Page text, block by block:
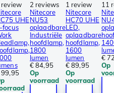
review
UHE
focus
99,95
2 reviews
Nitecore
NU53
oplaadbare
Industriële
hoofdlamp,
1800
lumen
€ 84,95
Op
voorraad
1 review
Nitecore
HC70 UHE
LED,
oplaadbare
hoofdlamp,
1600
lumen
€ 89,95
Op
voorraad
11
€
Op